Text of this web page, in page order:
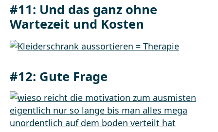
#11: Und das ganz ohne
Wartezeit und Kosten
#12: Gute Frage